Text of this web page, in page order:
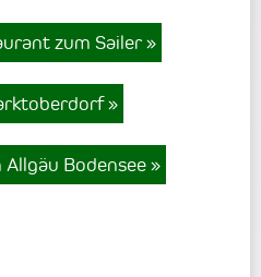
zum Sailer »
»
Bodensee»